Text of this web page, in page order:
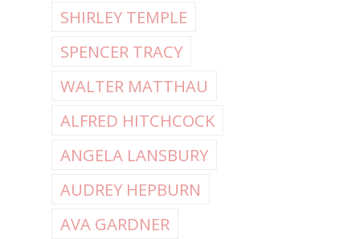
SHIRLEY TEMPLE
SPENCER TRACY
WALTER MATTHAU
ALFRED HITCHCOCK
ANGELA LANSBURY
AUDREY HEPBURN
AVA GARDNER